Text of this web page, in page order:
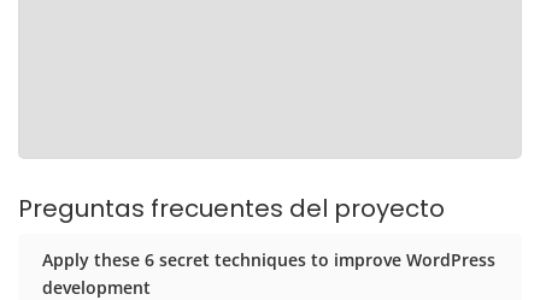
Preguntas frecuentes del proyecto
Apply these 6 secret techniques to improve WordPress
development